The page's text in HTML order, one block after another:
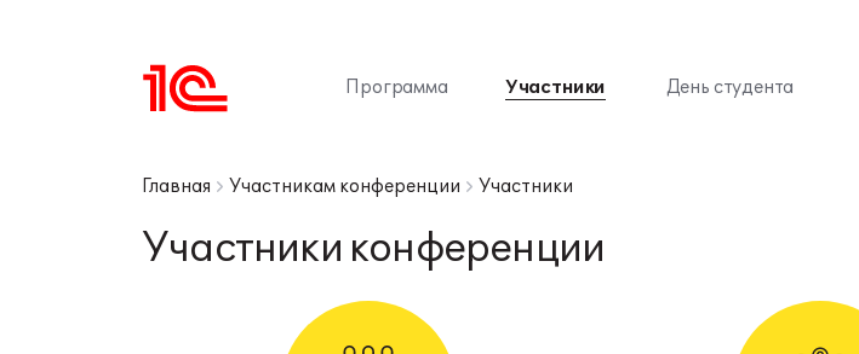
Программа Участники День студента
Главная Участникам конференции Участники
Участники конференции